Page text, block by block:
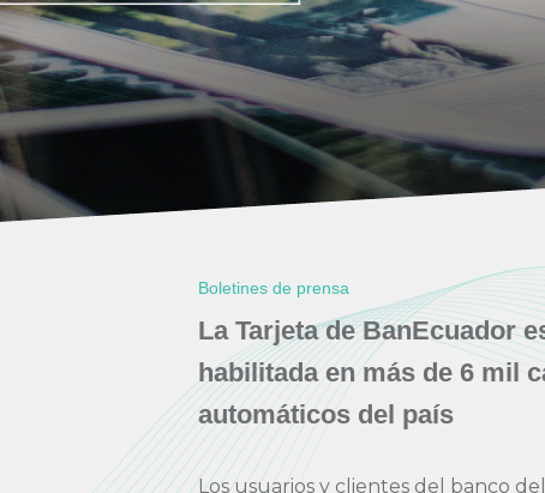
Boletines de prensa
La Tarjeta de BanEcuador
habilitada en más de 6 mil
automáticos del país
Los usuarios y clientes del banco